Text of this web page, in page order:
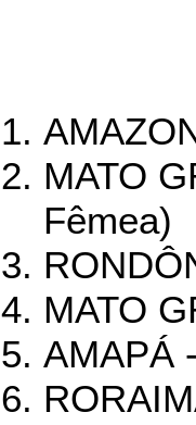
MATO
Fêmea)
MATO
AMAPÁ